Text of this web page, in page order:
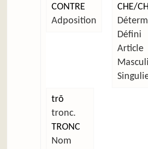
CONTRE
Adposition
CHE/
Défini
Article
trõ
tronc.
TRONC
Nom